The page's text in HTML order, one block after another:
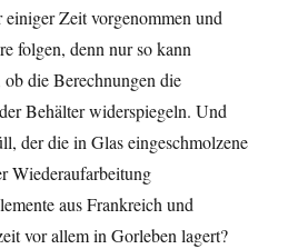
Zeit vorgenommen und
folgen, denn nur so kann
die Berechnungen die
Behälter widerspiegeln. Und
der die in Glas eingeschmolzene
Wiederaufarbeitung
aus Frankreich und
vor allem in Gorleben lagert?